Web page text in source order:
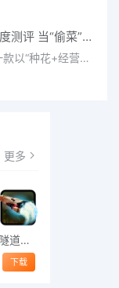
《我的花园世界》深度测评 当“偷菜”遇上“奢侈品”
《我的花园世界》是一款以“种花+经营+社交”为核心的模拟经营类手游。游戏将玩家置于一个古风花园环境中，扮
更多
隧道逃脱
下载